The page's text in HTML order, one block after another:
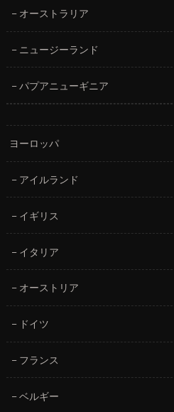
オーストラリア
ニュージーランド
パプアニューギニア
ヨーロッパ
アイルランド
イギリス
イタリア
オーストリア
ドイツ
フランス
ベルギー